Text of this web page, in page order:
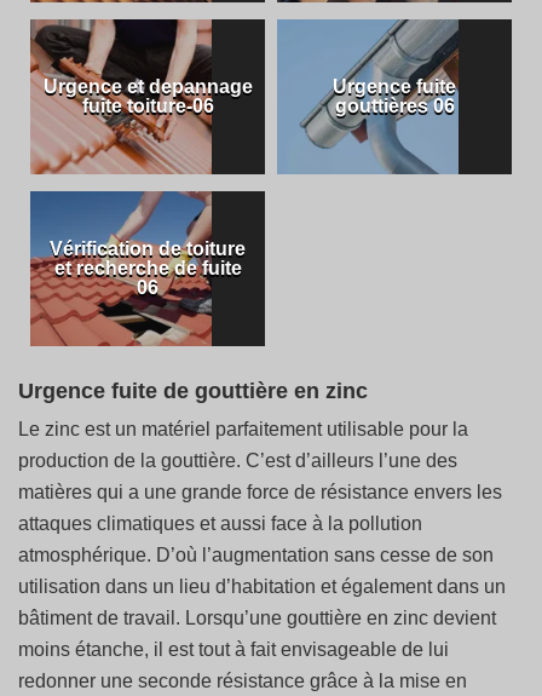
Urgence et depannage
fuite toiture-06
Urgence fuite
gouttières 06
Vérification de toiture
et recherche de fuite
06
Urgence fuite de gouttière en zinc
Le zinc est un matériel parfaitement utilisable pour la
production de la gouttière. C’est d’ailleurs l’une des
matières qui a une grande force de résistance envers les
attaques climatiques et aussi face à la pollution
atmosphérique. D’où l’augmentation sans cesse de son
utilisation dans un lieu d’habitation et également dans un
bâtiment de travail. Lorsqu’une gouttière en zinc devient
moins étanche, il est tout à fait envisageable de lui
redonner une seconde résistance grâce à la mise en